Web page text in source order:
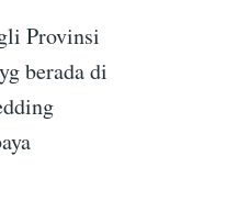
Provinsi
berada di